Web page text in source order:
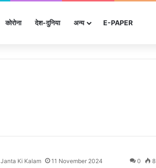
कोरोना देश-दुनिया अन्‍य E-PAPER
Janta Ki Kalam 11 November 2024 0 8